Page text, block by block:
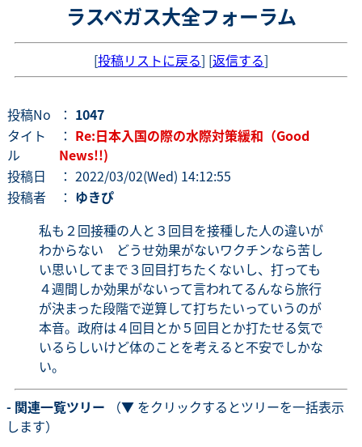
ラスベガス大全フォーラム
[投稿リストに戻る] [返信する]
投稿No ： 1047
タイト
ル
： Re:日本入国の際の水際対策緩和（Good
News!!)
投稿日
： 2022/03/02(Wed) 14:12:55
投稿者
： ゆきぴ
私も２回接種の人と３回目を接種した人の違いが
わからない どうせ効果がないワクチンなら苦し
い思いしてまで３回目打ちたくないし、打っても
４週間しか効果がないって言われてるんなら旅行
が決まった段階で逆算して打ちたいっていうのが
本音。政府は４回目とか５回目とか打たせる気で
いるらしいけど体のことを考えると不安でしかな
い。
- 関連一覧ツリー （▼ をクリックするとツリーを一括表示
します）